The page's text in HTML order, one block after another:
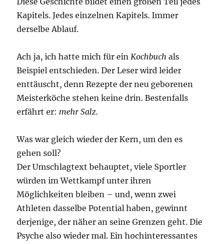
Kapitels. Jedes einzelnen Kapitels. Immer
derselbe Ablauf.
Ach ja, ich hatte mich für einKochbuchals
Beispiel entschieden. Der Leser wird leider
enttäuscht, denn Rezepte der neu geborenen
Meisterköche stehen keine drin. Bestenfalls
erfährt er: mehr Salz.
Was war gleich wieder der Kern, um den es
gehen soll?
Der Umschlagtext behauptet, viele Sportler
würden im Wettkampf unter ihren
Möglichkeiten bleiben – und, wenn zwei
Athleten dasselbe Potential haben, gewinnt
derjenige, der näher an seine Grenzen geht. Die
Psyche also wieder mal. Ein hochinteressantes